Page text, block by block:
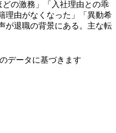
どの激務」「入社理由との乖
理由がなくなった」「異動希
が退職の背景にある。主な転
データに基づきます